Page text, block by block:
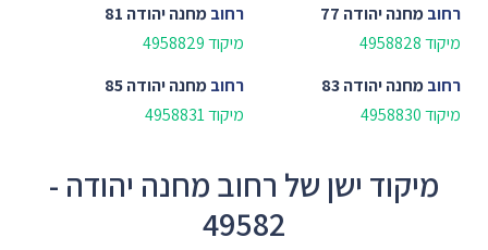
רחובמחנה יהודה 77
מיקוד 4958828
רחובמחנה יהודה 81
מיקוד 4958829
רחובמחנה יהודה 83
מיקוד 4958830
רחובמחנה יהודה 85
מיקוד 4958831
מיקוד ישן של רחוב מחנה יהודה -
49582